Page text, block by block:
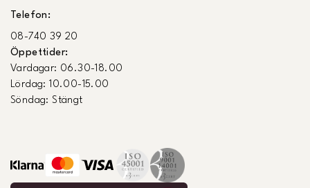
Telefon:
08-740 39 20
Öppettider:
Vardagar: 06.30-18.00
Lördag: 10.00-15.00
Söndag: Stängt